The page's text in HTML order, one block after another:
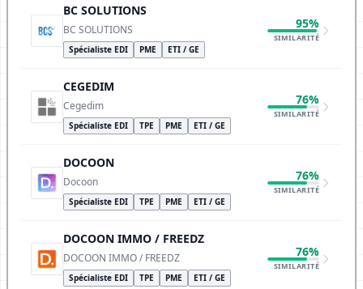
BC SOLUTIONS
BC SOLUTIONS
Spécialiste EDI PME ETI / GE
95%
SIMILARITÉ
CEGEDIM
Cegedim
Spécialiste EDI TPE PME ETI / GE
76%
SIMILARITÉ
DOCOON
Docoon
Spécialiste EDI TPE PME ETI / GE
76%
SIMILARITÉ
DOCOON IMMO / FREEDZ
DOCOON IMMO / FREEDZ
Spécialiste EDI TPE PME ETI / GE
76%
SIMILARITÉ